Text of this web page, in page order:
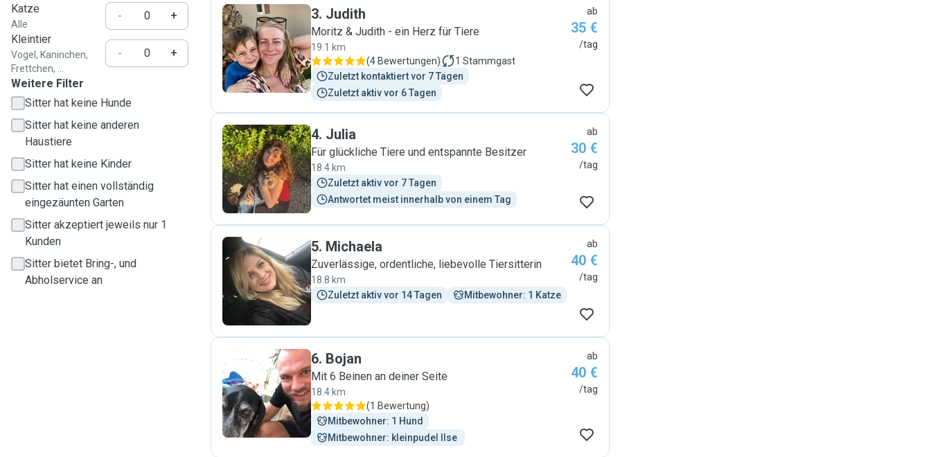
Katze
Alle
-
+
Kleintier
Vogel, Kaninchen,
Frettchen, ...
- +
Weitere Filter
Sitter hat keine Hunde
Sitter hat keine anderen
Haustiere
Sitter hat keine Kinder
Sitter hat einen vollständig
eingezäunten Garten
Sitter akzeptiert jeweils nur 1
Kunden
Sitter bietet Bring-, und
Abholservice an
J
3. Judith
Moritz & Judith - ein Herz für Tiere
19.1 km
(4 Bewertungen) 1 Stammgast
Zuletzt kontaktiert vor 7 Tagen
Zuletzt aktiv vor 6 Tagen
ab
35 €
/tag
J
4. Julia
Für glückliche Tiere und entspannte Besitzer
18.4 km
Zuletzt aktiv vor 7 Tagen
Antwortet meist innerhalb von einem Tag
ab
30 €
/tag
M
5. Michaela
Zuverlässige, ordentliche, liebevolle Tiersitterin
18.8 km
Zuletzt aktiv vor 14 Tagen
Mitbewohner: 1 Katze
ab
40 €
/tag
B
6. Bojan
Mit 6 Beinen an deiner Seite
18.4 km
(1 Bewertung)
Mitbewohner: 1 Hund
Mitbewohner: kleinpudel Ilse
ab
40 €
/tag